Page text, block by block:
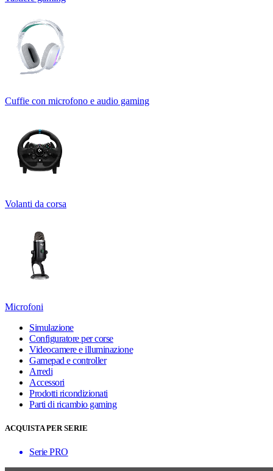
Cuffie con microfono e audio gaming
Volanti da corsa
Microfoni
Simulazione
Configuratore per corse
Videocamere e illuminazione
Gamepad e controller
Arredi
Accessori
Prodotti ricondizionati
Parti di ricambio gaming
ACQUISTA PER SERIE
Serie PRO